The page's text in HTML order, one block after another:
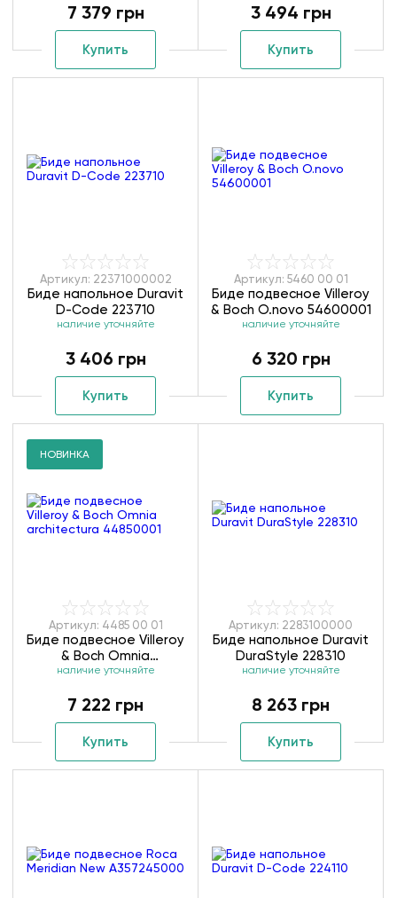
7 379 грн
Купить
3 494 грн
Купить
Артикул: 22371000002
Биде напольное Duravit
D-Code 223710
наличие уточняйте
3 406 грн
Купить
Артикул: 5460 00 01
Биде подвесное Villeroy
& Boch O.novo 54600001
наличие уточняйте
6 320 грн
Купить
НОВИНКА
Артикул: 4485 00 01
Биде подвесное Villeroy
& Boch Omnia
architectura 44850001
наличие уточняйте
7 222 грн
Купить
Артикул: 2283100000
Биде напольное Duravit
DuraStyle 228310
наличие уточняйте
8 263 грн
Купить